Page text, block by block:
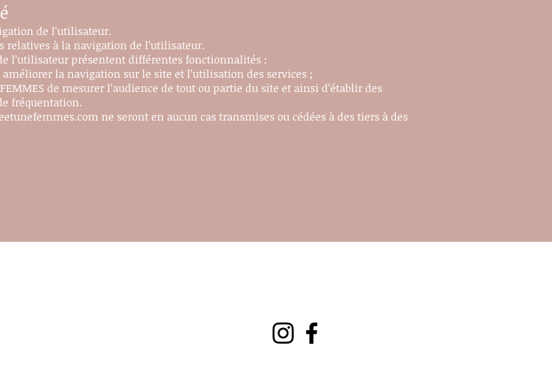
de l’utilisateur.
relatives à la navigation de l’utilisateur.
l’utilisateur présentent différentes fonctionnalités :
la navigation sur le site et l’utilisation des services ;
de mesurer l’audience de tout ou partie du site et ainsi d’établir des
fréquentation.
ne seront en aucun cas transmises ou cédées à des tiers à des